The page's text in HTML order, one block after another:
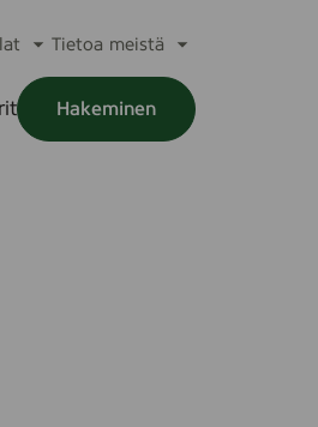
alavalikko
Tietoa meistä
alavalikko
Hakeminen